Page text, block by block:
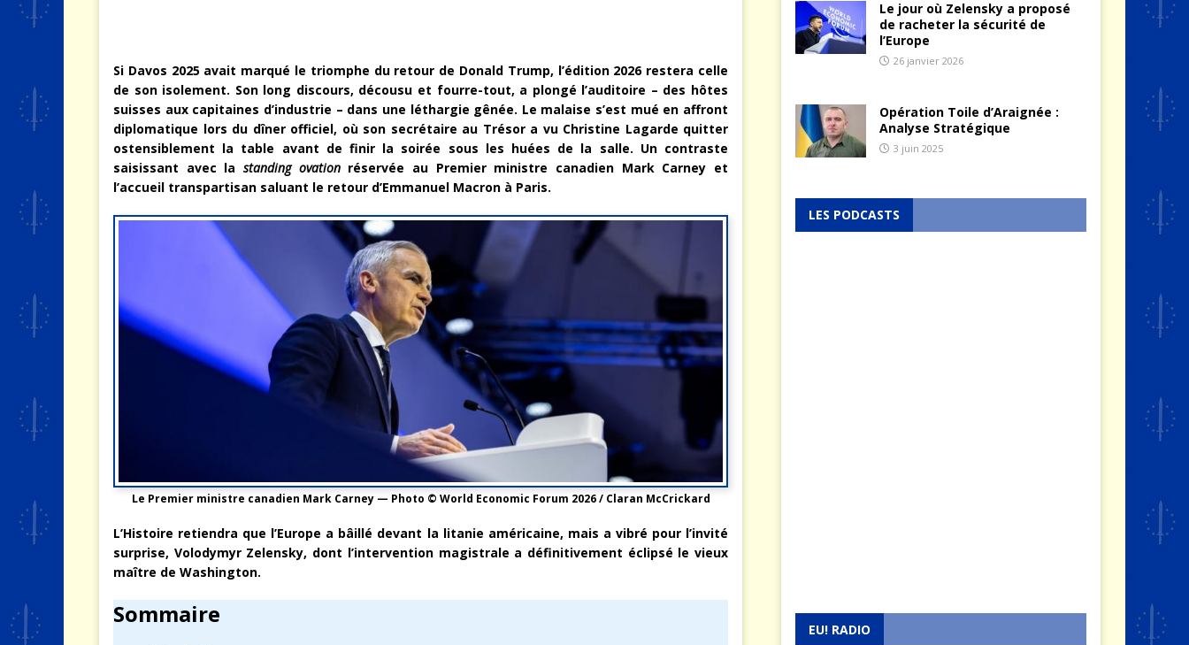
Si Davos 2025 avait marqué le triomphe du retour de Donald Trump, l’édition 2026 restera celle
de son isolement. Son long discours, décousu et fourre-tout, a plongé l’auditoire – des hôtes
suisses aux capitaines d’industrie – dans une léthargie gênée. Le malaise s’est mué en affront
diplomatique lors du dîner officiel, où son secrétaire au Trésor a vu Christine Lagarde quitter
ostensiblement la table avant de finir la soirée sous les huées de la salle. Un contraste
saisissant avec lastanding ovationréservée au Premier ministre canadien Mark Carney et
l’accueil transpartisan saluant le retour d’Emmanuel Macron à Paris.
Le Premier ministre canadien Mark Carney — Photo © World Economic Forum 2026 / Claran McCrickard
L’Histoire retiendra que l’Europe a bâillé devant la litanie américaine, mais a vibré pour l’invité
surprise, Volodymyr Zelensky, dont l’intervention magistrale a définitivement éclipsé le vieux
maître de Washington.
Sommaire
Le jour où Zelensky a proposé
de racheter la sécurité de
l’Europe
26 janvier 2026
Opération Toile d’Araignée :
Analyse Stratégique
3 juin 2025
LES PODCASTS
EU! RADIO